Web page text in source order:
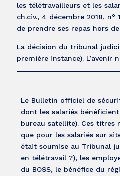
les télétravailleurs et les
ch.civ., 4 décembre 2018,
de prendre ses repas hors
La décision du tribunal
première instance). L’avenir
Le Bulletin officiel de
dont les salariés
bureau satellite). Ces titres
que pour les salariés sur
était soumise au Tribunal
en télétravail ?), les
du BOSS, le bénéfice du